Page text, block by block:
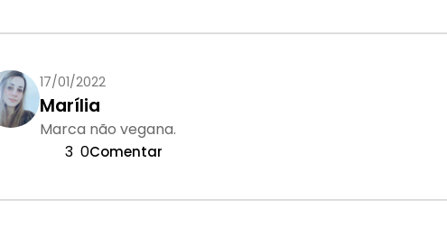
17/01/2022
Marília
Marca não vegana.
3 0Comentar